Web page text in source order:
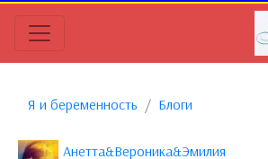
Я и беременность Блоги
Анетта&Вероника&Эмилия